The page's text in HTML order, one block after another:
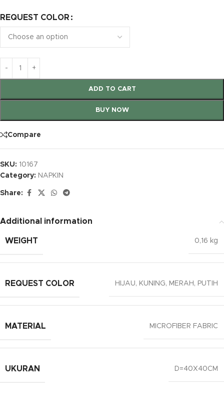
REQUEST COLOR
ADD TO CART
BUY NOW
Compare
SKU: 10167
Category: NAPKIN
Share:
Additional information
WEIGHT 0,16 kg
REQUEST COLOR HIJAU, KUNING, MERAH , PUTIH
MATERIAL MICROFIBER FABRIC
UKURAN D=40X40CM